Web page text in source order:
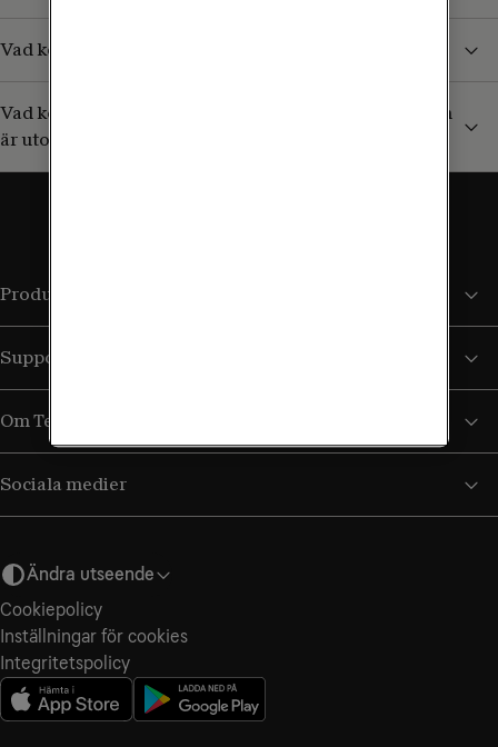
Vad kostar det att ta emot sms/mms från Sverige?
Vad kostar det att ringa till en svensk mobil (+46) som
är utomlands?
Produkter och tjänster
Support
Om Tele2
Sociala medier
Ändra utseende
Cookiepolicy
Inställningar för cookies
Integritetspolicy